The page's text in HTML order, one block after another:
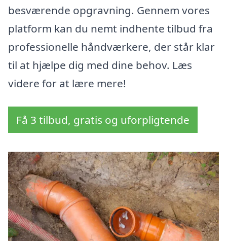
besværende opgravning. Gennem vores
platform kan du nemt indhente tilbud fra
professionelle håndværkere, der står klar
til at hjælpe dig med dine behov. Læs
videre for at lære mere!
Få 3 tilbud, gratis og uforpligtende